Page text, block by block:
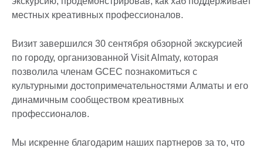
местных креативных профессионалов.
Визит завершился 30 сентября обзорной экскурсией
по городу, организованной Visit Almaty, которая
позволила членам GCEC познакомиться с
культурными достопримечательностями Алматы и его
динамичным сообществом креативных
профессионалов.
Мы искренне благодарим наших партнеров за то, что